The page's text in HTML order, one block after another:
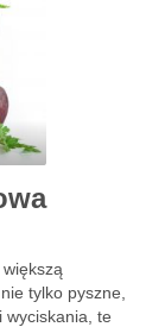
tylko pyszne,
wyciskania, te